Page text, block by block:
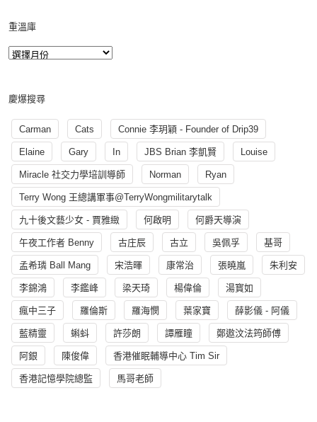
重溫庫
慶爆搜尋
Carman Cats Connie 李玥穎 - Founder of Drip39
Elaine Gary In JBS Brian 李凱賢 Louise
Miracle 社交力學培訓導師 Norman Ryan
Terry Wong 王總講軍事@TerryWongmilitarytalk
九十後文藝少女 - 賈雅緻 何啟明 何爵天導演
午夜工作者 Benny 古庄辰 古立 吳佩孚 基哥
孟希璘 Ball Mang 宋浩暉 康常治 張曉嵐 朱利安
李錦鴻 李鑑峰 梁天琦 楊偉倫 湯寳如
瘋中三子 羅倫斯 羅海憫 葉家寶 薛影儀 - 阿儀
藍精靈 蝌蚪 許莎朗 譚雁瞳 鄭遨汶法筠師傅
阿銀 陳俊偉 香港催眠輔導中心 Tim Sir
香港記憶學院總監 馬哥老師